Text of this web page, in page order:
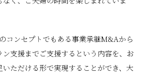
コンセプトでもある事業承継M&Aから
ン支援までご支援するという内容を、お
ただける形で実現することができ、大